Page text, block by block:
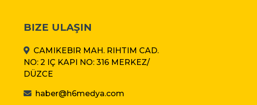
BIZE ULAŞIN
CAMIKEBIR MAH. RIHTIM CAD.
NO: 2 IÇ KAPI NO: 316 MERKEZ/
DÜZCE
haber@h6medya.com